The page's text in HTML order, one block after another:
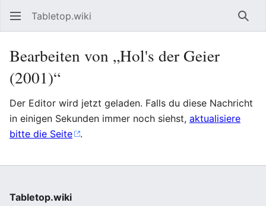
Tabletop.wiki
Bearbeiten von „Hol's der Geier
(2001)“
Der Editor wird jetzt geladen. Falls du diese Nachricht
in einigen Sekunden immer noch siehst, aktualisiere
bitte die Seite
.
Tabletop.wiki